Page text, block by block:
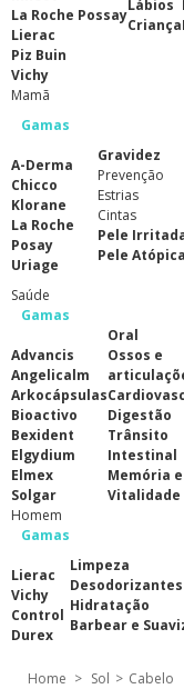
La Roche Possay
Lierac
Piz Buin
Vichy
Lábios
Criança
Mamã
Gamas
A-Derma
Chicco
Klorane
La Roche
Posay
Uriage
Gravidez
Prevenção
Estrias
Cintas
Pele
Pele Atópica
Saúde
Gamas
Advancis
Angelicalm
Arkocápsulas
Bioactivo
Bexident
Elgydium
Elmex
Solgar
Oral
Ossos e
Digestão
Trânsito
Intestinal
Memória e
Vitalidade
Homem
Gamas
Lierac
Vichy
Control
Durex
Limpeza
Desodorizantes
Hidratação
Barbear e
Home > Sol > Cabelo